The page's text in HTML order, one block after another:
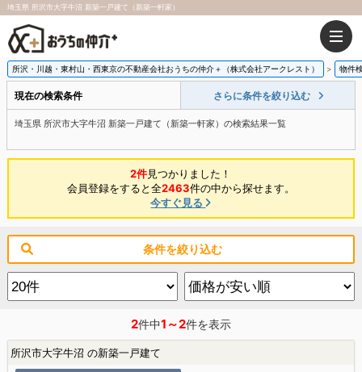
埼玉県 所沢市大字牛沼 新築一戸建て（新築一軒家）
所沢・川越・東村山・西東京の不動産会社おうちの仲介＋（株式会社アークレスト） 物件
現在の検索条件 さらに条件を絞り込む
埼玉県 所沢市大字牛沼 新築一戸建て（新築一軒家）の検索結果一覧
2件見つかりました！
会員登録をすると全2463件の中から探せます。
今すぐ見る
条件を絞り込む
2件中1～2件を表示
所沢市大字牛沼 の新築一戸建て